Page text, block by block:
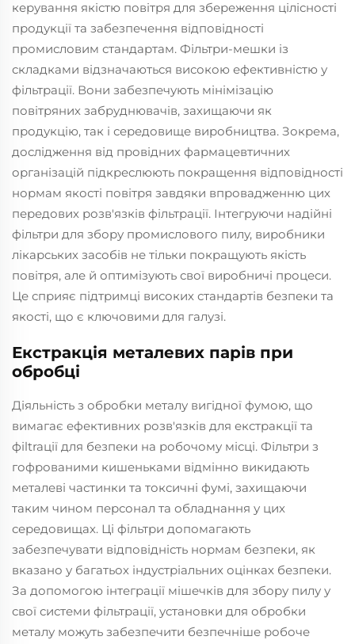
керування якістю повітря для збереження цілісності
продукції та забезпечення відповідності
промисловим стандартам. Фільтри-мешки із
складками відзначаються високою ефективністю у
фільтрації. Вони забезпечують мінімізацію
повітряних забруднювачів, захищаючи як
продукцію, так і середовище виробництва. Зокрема,
дослідження від провідних фармацевтичних
організацій підкреслюють покращення відповідності
нормам якості повітря завдяки впровадженню цих
передових розв'язків фільтрації. Інтегруючи надійні
фільтри для збору промислового пилу, виробники
лікарських засобів не тільки покращують якість
повітря, але й оптимізують свої виробничі процеси.
Це сприяє підтримці високих стандартів безпеки та
якості, що є ключовими для галузі.
Екстракція металевих парів при
обробці
Діяльність з обробки металу вигідної фумою, що
вимагає ефективних розв'язків для екстракції та
фіltraції для безпеки на робочому місці. Фільтри з
гофрованими кишеньками відмінно викидають
металеві частинки та токсичні фумі, захищаючи
таким чином персонал та обладнання у цих
середовищах. Ці фільтри допомагають
забезпечувати відповідність нормам безпеки, як
вказано у багатьох індустріальних оцінках безпеки.
За допомогою інтеграції мішечків для збору пилу у
свої системи фільтрації, установки для обробки
металу можуть забезпечити безпечніше робоче